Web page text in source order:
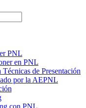
PNL
en PNL
de Presentación
por la AEPNL
con PNL